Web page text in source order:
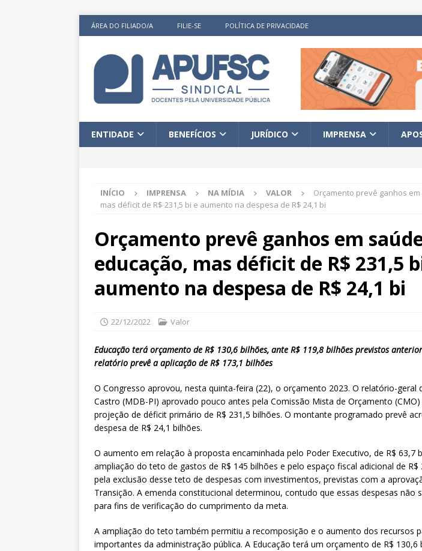
ÁREA DO FILIADO/A FILIE-SE POLÍTICA DE PRIVACIDADE
ENTIDADE BENEFÍCIOS JURÍDICO IMPRENSA
INÍCIO IMPRENSA NA MÍDIA VALOR
Orçamento prevê ganhos
mas déficit de R$ 231,5 bi e aumento na despesa de R$ 24,1 bi
Orçamento prevê ganhos em
educação, mas déficit de R$ 231,5
aumento na despesa de R$ 24,1 bi
22/12/2022 Valor
Educação terá orçamento de R$ 130,6 bilhões, ante R$ 119,8 bilhões previstos
relatório prevê a aplicação de R$ 173,1 bilhões
O Congresso aprovou, nesta quinta-feira (22), o orçamento 2023. O relatório-geral
Castro (MDB-PI) aprovado pouco antes pela Comissão Mista de Orçamento
projeção de déficit primário de R$ 231,5 bilhões. O montante programado prevê
despesa de R$ 24,1 bilhões.
O aumento em relação à proposta encaminhada pelo Poder Executivo, de R$ 63,7
ampliação do teto de gastos de R$ 145 bilhões e pelo espaço fiscal adicional de R$
pela exclusão desse teto de despesas com investimentos, previstas com a
Transição. A emenda constitucional determinou, contudo que essas despesas não
para fins de verificação do cumprimento da meta.
A ampliação do teto também permitiu a recomposição e o aumento dos recursos
importantes da administração pública. A Educação terá um orçamento de R$ 130,6